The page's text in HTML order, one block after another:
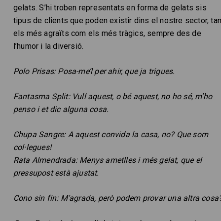
gelats. S’hi troben representats en forma de gelats sis
tipus de clients que poden existir dins el nostre sector,
els més agraïts com els més tràgics, sempre des de
l’humor i la diversió.
Polo Prisas: Posa-me’l per ahir, que ja trigues.
Fantasma Split: Vull aquest, o bé aquest, no ho sé, m’ho
penso i et dic alguna cosa.
Chupa Sangre: A aquest convida la casa, no? Que som
col·legues!
Rata Almendrada: Menys ametlles i més gelat, que el
pressupost està ajustat.
Cono sin fin: M’agrada, però podem provar una altra